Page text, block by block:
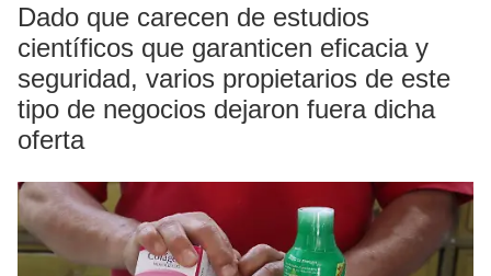
Dado que carecen de estudios
científicos que garanticen eficacia y
seguridad, varios propietarios de este
tipo de negocios dejaron fuera dicha
oferta